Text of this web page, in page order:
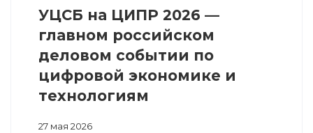
УЦСБ на ЦИПР 2026 —
главном российском
деловом событии по
цифровой экономике и
технологиям
27 мая 2026